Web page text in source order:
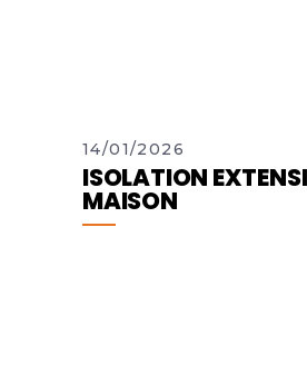
14/01/2026
ISOLATION
MAISON